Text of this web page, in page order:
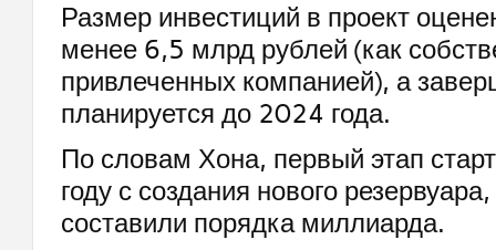
Размер инвестиций в проект
менее 6,5 млрд рублей (как
привлеченных компанией), а
планируется до 2024 года.
По словам Хона, первый этап
году с создания нового
составили порядка миллиарда.